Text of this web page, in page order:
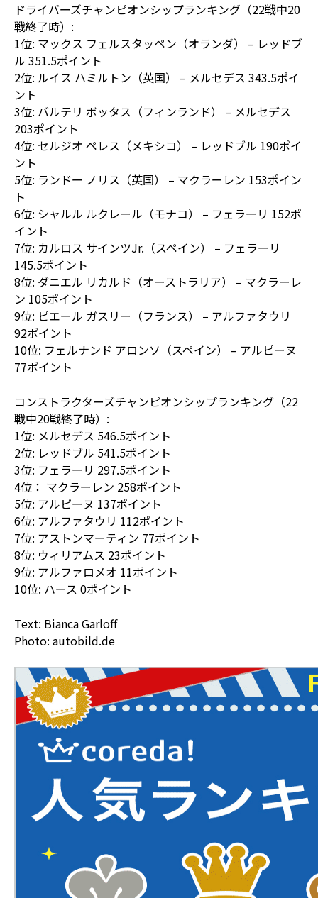
ドライバーズチャンピオンシップランキング（22戦中20
戦終了時）:
1位: マックス フェルスタッペン（オランダ） – レッドブ
ル 351.5ポイント
2位: ルイス ハミルトン（英国） – メルセデス 343.5ポイ
ント
3位: バルテリ ボッタス（フィンランド） – メルセデス
203ポイント
4位: セルジオ ペレス（メキシコ） – レッドブル 190ポイ
ント
5位: ランドー ノリス（英国） – マクラーレン 153ポイン
ト
6位: シャルル ルクレール（モナコ） – フェラーリ 152ポ
イント
7位: カルロス サインツJr.（スペイン） – フェラーリ
145.5ポイント
8位: ダニエル リカルド（オーストラリア） – マクラーレ
ン 105ポイント
9位: ピエール ガスリー（フランス） – アルファタウリ
92ポイント
10位: フェルナンド アロンソ（スペイン） – アルピーヌ
77ポイント
コンストラクターズチャンピオンシップランキング（22
戦中20戦終了時）:
1位: メルセデス 546.5ポイント
2位: レッドブル 541.5ポイント
3位: フェラーリ 297.5ポイント
4位： マクラーレン 258ポイント
5位: アルピーヌ 137ポイント
6位: アルファタウリ 112ポイント
7位: アストンマーティン 77ポイント
8位: ウィリアムス 23ポイント
9位: アルファロメオ 11ポイント
10位: ハース 0ポイント
Text: Bianca Garloff
Photo: autobild.de